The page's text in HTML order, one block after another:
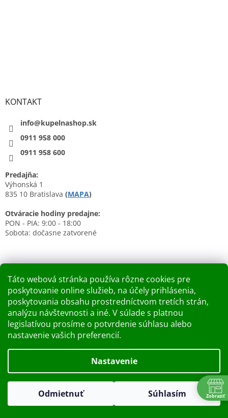
Táto webová stránka používa rôzne cookies pre
poskytovanie online služieb, na účely prihlásenia,
poskytovania obsahu prostredníctvom tretích strán,
analýzu návštevnosti a iné. V súlade s platnou
legislatívou prosíme o potvrdenie súhlasu alebo
nastavenie vašich preferencií.
Nastavenie
Odmietnuť Súhlasím
Dobry deň Chceme Vás informovať, že predajňa bude zatvorená
v piatok 7.8.2026. Ďakujeme za pochopenie S pozdravom
KONTAKT
info@kupelnashop.sk
0911 958 000
0911 958 600
Predajňa:
Výhonská 1
835 10 Bratislava (MAPA)
Otváracie hodiny predajne:
PON - PIA: 9:00 - 18:00
Sobota: dočasne zatvorené
Nákupný košík
0KS / 0 €
Kupelnashop.sk
. Všetky práva vyhradené.
Upraviť nastavenie cookies
Zobraziť